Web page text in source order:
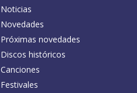
Noticias
Novedades
Próximas novedades
Discos históricos
Canciones
Festivales